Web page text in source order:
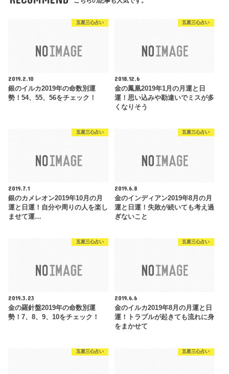
五星三心占い
2019.2.10
銀のイルカ2019年の命数別運
勢！54、55、56をチェック！
五星三心占い
2018.12.6
金の鳳凰2019年1月の月運と日
運！思い込みや勘違いでミスが多
くなりそう
五星三心占い
2019.7.1
銀のカメレオン2019年10月の月
運と日運！自分や周りの人を楽し
ませて運…
五星三心占い
2019.6.8
金のインディアン2019年8月の月
運と日運！失敗が続いても考え過
ぎないこと
五星三心占い
2019.3.23
金の羅針盤2019年の命数別運
勢！7、8、9、10をチェック！
五星三心占い
2019.6.6
金のイルカ2019年8月の月運と日
運！トラブルが起きても流れに身
をまかせて
五星三心占い 五星三心占い